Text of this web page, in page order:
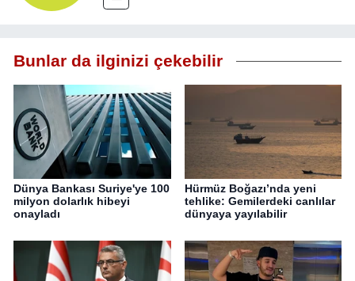
Bunlar da ilginizi çekebilir
Dünya Bankası Suriye'ye 100
milyon dolarlık hibeyi
onayladı
Hürmüz Boğazı’nda yeni
tehlike: Gemilerdeki canlılar
dünyaya yayılabilir